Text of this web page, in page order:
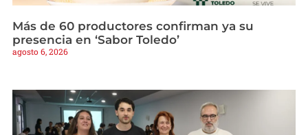
Más de 60 productores confirman ya su
presencia en ‘Sabor Toledo’
agosto 6, 2026